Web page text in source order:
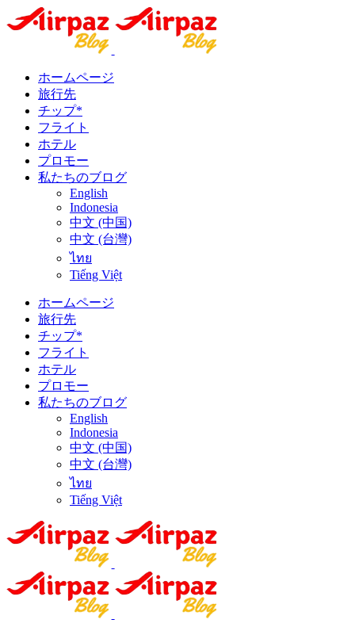
ホームページ
旅行先
チップ*
フライト
ホテル
プロモー
私たちのブログ
English
Indonesia
中文 (中国)
中文 (台灣)
ไทย
Tiếng Việt
ホームページ
旅行先
チップ*
フライト
ホテル
プロモー
私たちのブログ
English
Indonesia
中文 (中国)
中文 (台灣)
ไทย
Tiếng Việt